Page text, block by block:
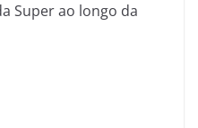
Super ao longo da